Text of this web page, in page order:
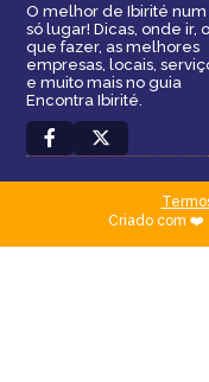
O melhor de Ibirité num
só lugar! Dicas, onde ir, o
que fazer, as melhores
empresas, locais,
e muito mais no guia
Encontra Ibirité.
Criado com ❤️